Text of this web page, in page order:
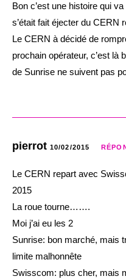
Bon c’est une histoire qui
s’était fait éjecter du CERN
Le CERN à décidé de
prochain opérateur, c’est là
de Sunrise ne suivent pas
pierrot 10/02/2015
Le CERN repart avec
2015
La roue tourne…….
Moi j’ai eu les 2
Sunrise: bon marché, mais
limite malhonnête
Swisscom: plus cher, mais